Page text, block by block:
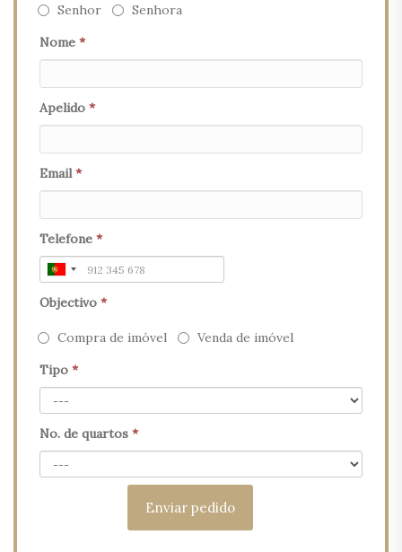
Senhor
Senhora
Nome *
Apelido *
Email*
Telefone *
Objectivo *
Compra de imóvel
Venda de imóvel
Tipo *
No. de quartos *